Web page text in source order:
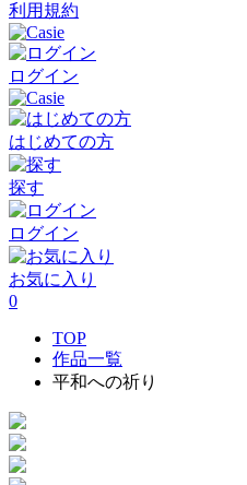
利用規約
ログイン
はじめての方
探す
ログイン
お気に入り
0
TOP
作品一覧
平和への祈り